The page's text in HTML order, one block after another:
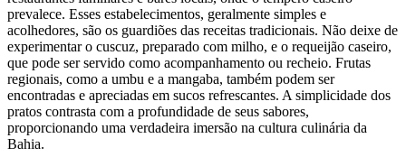
prevalece. Esses estabelecimentos, geralmente simples e
acolhedores, são os guardiões das receitas tradicionais. Não deixe de
experimentar o cuscuz, preparado com milho, e o requeijão caseiro,
que pode ser servido como acompanhamento ou recheio. Frutas
regionais, como a umbu e a mangaba, também podem ser
encontradas e apreciadas em sucos refrescantes. A simplicidade dos
pratos contrasta com a profundidade de seus sabores,
proporcionando uma verdadeira imersão na cultura culinária da
Bahia.